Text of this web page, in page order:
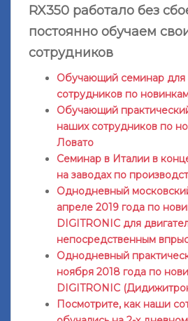
RX350 работало без
постоянно обучаем
сотрудников
Обучающий семинар для
сотрудников по
Обучающий
наших сотрудников по
Ловато
Семинар в Италии в
на заводах по
Однодневный
апреле 2019 года по
DIGITRONIC для
непосредственным
Однодневный
ноября 2018 года по
DIGITRONIC
Посмотрите, как наши